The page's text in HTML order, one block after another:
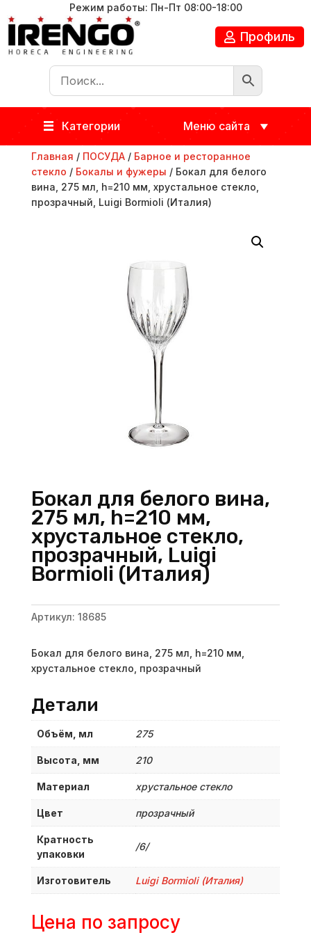
Режим работы: Пн-Пт 08:00-18:00
Профиль
Категории Меню сайта
Главная / ПОСУДА/ Барное и ресторанное
стекло / Бокалы и фужеры / Бокал для белого
вина, 275 мл, h=210 мм, хрустальное стекло,
прозрачный, Luigi Bormioli (Италия)
Бокал для белого вина,
275 мл, h=210 мм,
хрустальное стекло,
прозрачный, Luigi
Bormioli (Италия)
Артикул: 18685
Бокал для белого вина, 275 мл, h=210 мм,
хрустальное стекло, прозрачный
Детали
Объём, мл 275
Высота, мм 210
Материал хрустальное стекло
Цвет прозрачный
Кратность
упаковки
/6/
Изготовитель Luigi Bormioli (Италия)
Цена по запросу